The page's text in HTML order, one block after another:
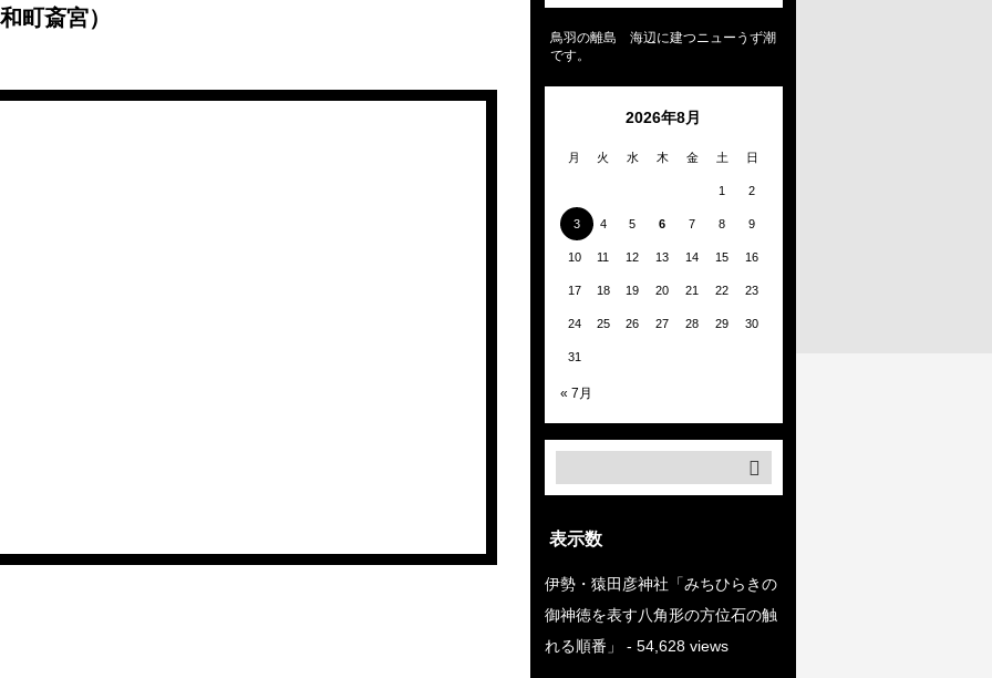
町斎宮）
鳥羽の離島 海辺に建つニューうず潮
です。
2026年8月
月 火 水 木 金 土 日
1 2
3 4 5 6 7 8 9
10 11 12 13 14 15 16
17 18 19 20 21 22 23
24 25 26 27 28 29 30
31
« 7月
表示数
伊勢・猿田彦神社「みちひらきの
御神徳を表す八角形の方位石の触
れる順番」
- 54,628 views